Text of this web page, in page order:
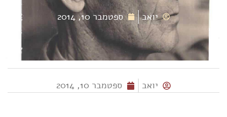
יואב ספטמבר 10, 2014
יואב ספטמבר 10, 2014